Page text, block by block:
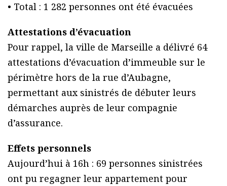
• Total : 1 282 personnes ont été évacuées
Attestations d’évacuation
Pour rappel, la ville de Marseille a délivré 64
attestations d’évacuation d’immeuble sur le
périmètre hors de la rue d’Aubagne,
permettant aux sinistrés de débuter leurs
démarches auprès de leur compagnie
d’assurance.
Effets personnels
Aujourd’hui à 16h : 69 personnes sinistrées
ont pu regagner leur appartement pour